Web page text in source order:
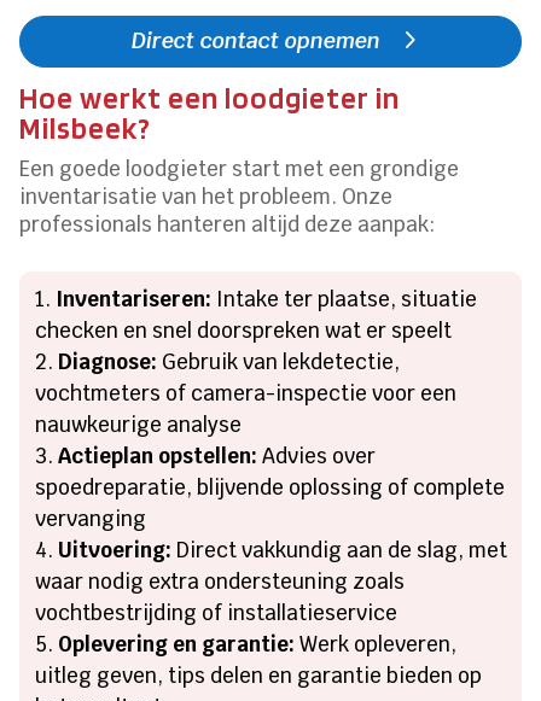
Direct contact opnemen
Hoe werkt een loodgieter in
Milsbeek?
Een goede loodgieter start met een grondige
inventarisatie van het probleem. Onze
professionals hanteren altijd deze aanpak:
Inventariseren: Intake ter plaatse, situatie
checken en snel doorspreken wat er speelt
Diagnose: Gebruik van lekdetectie,
vochtmeters of camera-inspectie voor een
nauwkeurige analyse
Actieplan opstellen: Advies over
spoedreparatie, blijvende oplossing of complete
vervanging
Uitvoering: Direct vakkundig aan de slag, met
waar nodig extra ondersteuning zoals
vochtbestrijding of installatieservice
Oplevering en garantie: Werk opleveren,
uitleg geven, tips delen en garantie bieden op